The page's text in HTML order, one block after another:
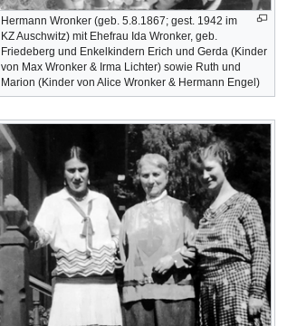
Hermann Wronker (geb. 5.8.1867; gest. 1942 im
KZ Auschwitz) mit Ehefrau Ida Wronker, geb.
Friedeberg und Enkelkindern Erich und Gerda (Kinder
von Max Wronker & Irma Lichter) sowie Ruth und
Marion (Kinder von Alice Wronker & Hermann Engel)